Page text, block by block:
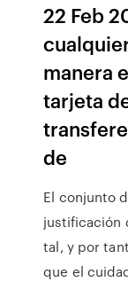
22 Feb
manera
tarjeta
de
El conjunto
justificación
tal, y por
que el